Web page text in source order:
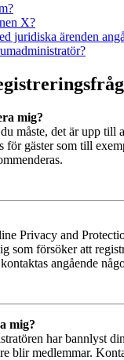
X?
juridiska ärenden
mig?
måste, det är upp
gäster som till
Privacy and
som försöker att
angående
mig?
har bannlyst
blir medlemmar.